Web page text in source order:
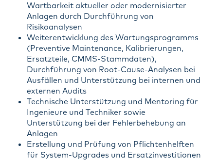
Wartbarkeit aktueller oder modernisierter
Anlagen durch Durchführung von
Risikoanalysen
Weiterentwicklung des Wartungsprogramms
(Preventive Maintenance, Kalibrierungen,
Ersatzteile, CMMS-Stammdaten),
Durchführung von Root-Cause-Analysen bei
Ausfällen und Unterstützung bei internen und
externen Audits
Technische Unterstützung und Mentoring für
Ingenieure und Techniker sowie
Unterstützung bei der Fehlerbehebung an
Anlagen
Erstellung und Prüfung von Pflichtenhelften
für System-Upgrades und Ersatzinvestitionen